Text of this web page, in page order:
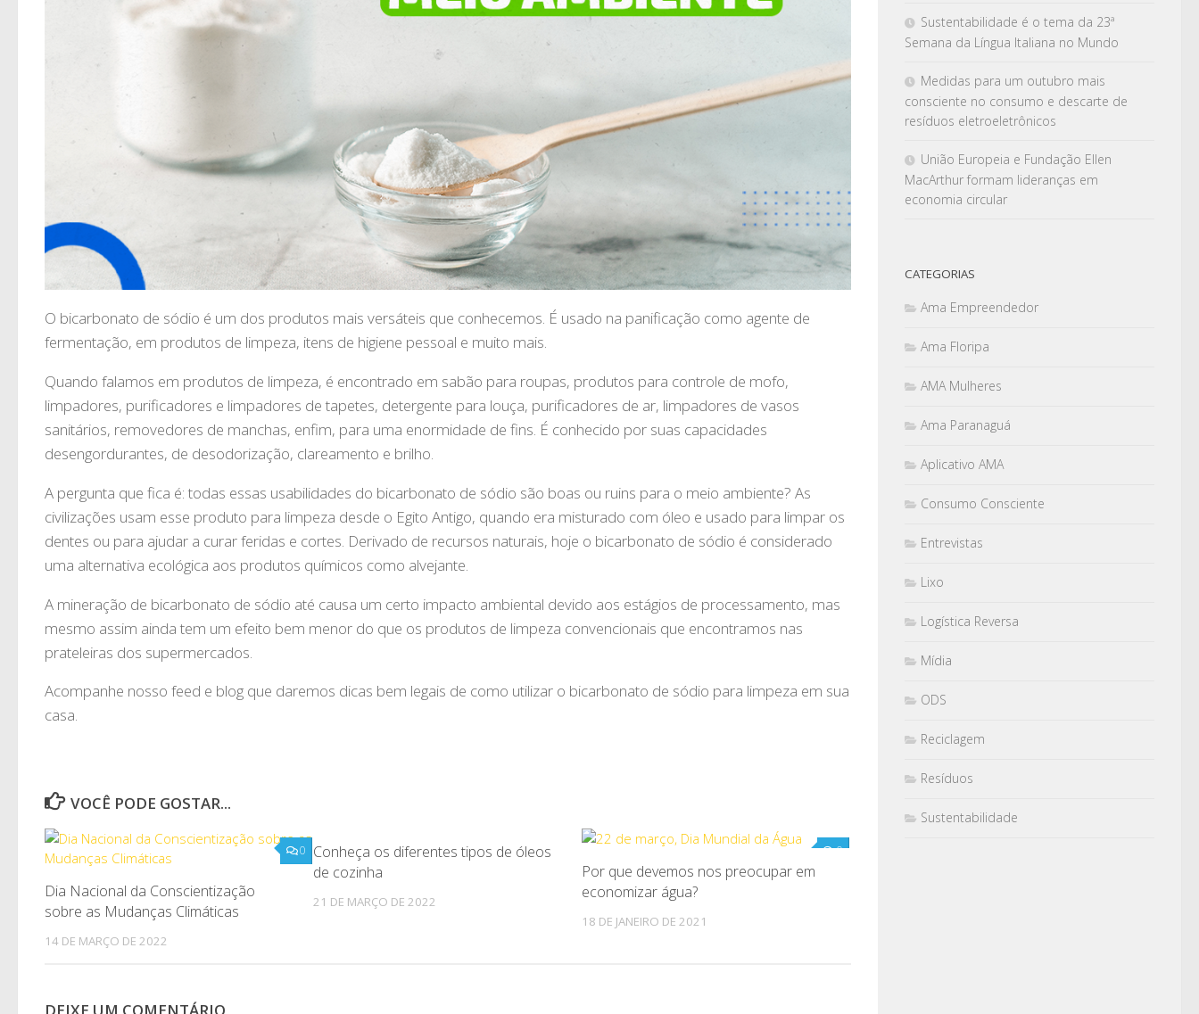
O bicarbonato de sódio é um dos produtos mais versáteis que conhecemos. É usado na panificação como agente de
fermentação, em produtos de limpeza, itens de higiene pessoal e muito mais.
Quando falamos em produtos de limpeza, é encontrado em sabão para roupas, produtos para controle de mofo,
limpadores, purificadores e limpadores de tapetes, detergente para louça, purificadores de ar, limpadores de vasos
sanitários, removedores de manchas, enfim, para uma enormidade de fins. É conhecido por suas capacidades
desengordurantes, de desodorização, clareamento e brilho.
A pergunta que fica é: todas essas usabilidades do bicarbonato de sódio são boas ou ruins para o meio ambiente? As
civilizações usam esse produto para limpeza desde o Egito Antigo, quando era misturado com óleo e usado para limpar os
dentes ou para ajudar a curar feridas e cortes. Derivado de recursos naturais, hoje o bicarbonato de sódio é considerado
uma alternativa ecológica aos produtos químicos como alvejante.
A mineração de bicarbonato de sódio até causa um certo impacto ambiental devido aos estágios de processamento, mas
mesmo assim ainda tem um efeito bem menor do que os produtos de limpeza convencionais que encontramos nas
prateleiras dos supermercados.
Acompanhe nosso feed e blog que daremos dicas bem legais de como utilizar o bicarbonato de sódio para limpeza em sua
casa.
VOCÊ PODE GOSTAR...
0
Dia Nacional da Conscientização
sobre as Mudanças Climáticas
14 DE MARÇO DE 2022
Conheça os diferentes tipos de óleos
de cozinha
21 DE MARÇO DE 2022
0
Por que devemos nos preocupar em
economizar água?
18 DE JANEIRO DE 2021
Sustentabilidade é o tema da 23ª
Semana da Língua Italiana no Mundo
Medidas para um outubro mais
consciente no consumo e descarte de
resíduos eletroeletrônicos
União Europeia e Fundação Ellen
MacArthur formam lideranças em
economia circular
CATEGORIAS
Ama Empreendedor
Ama Floripa
AMA Mulheres
Ama Paranaguá
Aplicativo AMA
Consumo Consciente
Entrevistas
Lixo
Logística Reversa
Mídia
ODS
Reciclagem
Resíduos
Sustentabilidade